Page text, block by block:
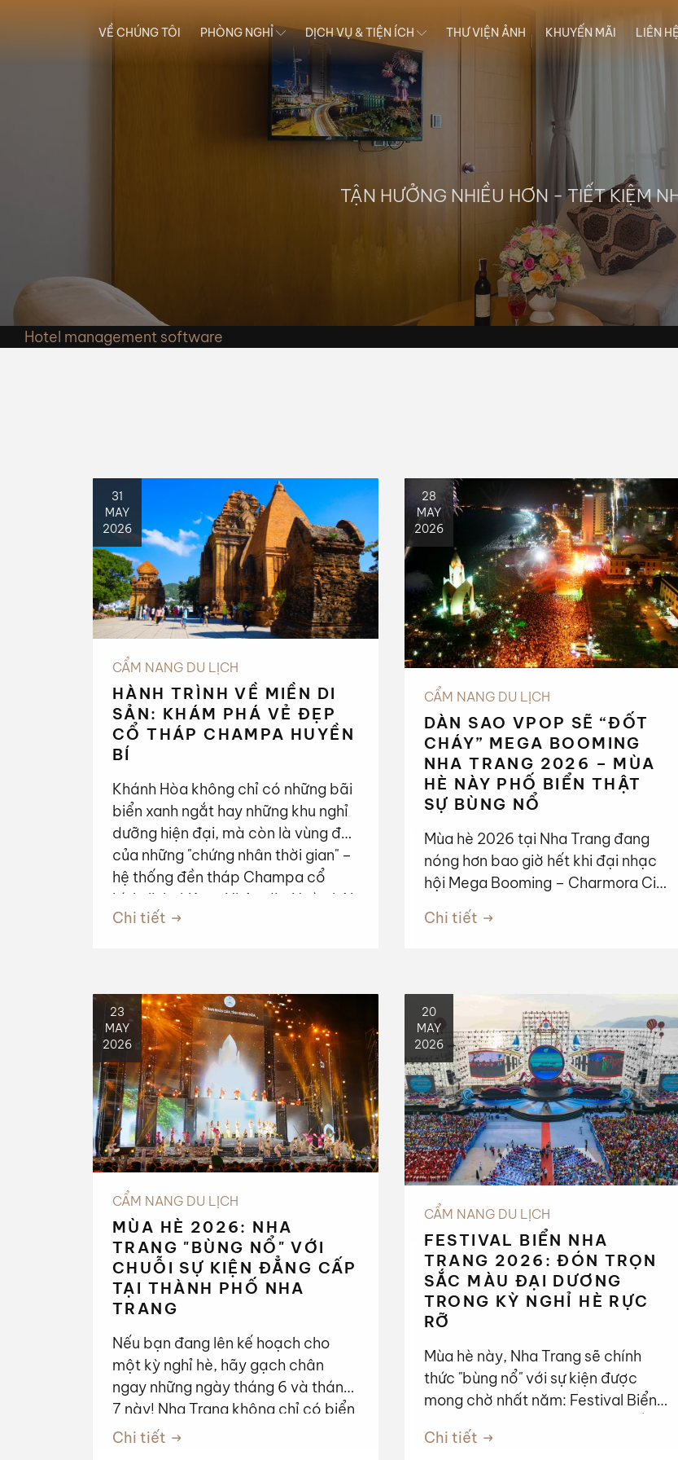
VỀ CHÚNG TÔI PHÒNG NGHỈ DỊCH VỤ & TIỆN ÍCH THƯ VIỆN ẢNH KHUYẾN MÃI LIÊN HỆ
TẬN HƯỞNG NHIỀU HƠN - TIẾT KIỆM
Hotel management software
31
MAY
2026
CẨM NANG DU LỊCH
HÀNH TRÌNH VỀ MIỀN DI
SẢN: KHÁM PHÁ VẺ ĐẸP
CỔ THÁP CHAMPA HUYỀN
BÍ
Khánh Hòa không chỉ có những bãi
biển xanh ngắt hay những khu nghỉ
dưỡng hiện đại, mà còn là vùng đất
của những "chứng nhân thời gian" –
hệ thống đền tháp Champa cổ
kính, linh thiêng. Nhân dịp Ngày hội
Văn hóa dân tộc Chăm lần thứ VI
tuyệt tác kiến trúc từ xứ sở
Kauthara đến Panduranga.
Chi tiết
28
MAY
2026
CẨM NANG DU LỊCH
DÀN SAO VPOP SẼ “ĐỐT
CHÁY” MEGA BOOMING
NHA TRANG 2026 – MÙA
HÈ NÀY PHỐ BIỂN THẬT
SỰ BÙNG NỔ
Mùa hè 2026 tại Nha Trang đang
nóng hơn bao giờ hết khi đại nhạc
hội Mega Booming – Charmora City
chính thức xác nhận sẽ diễn ra vào
tối ngày 13/06 tại Quảng trường
được dự đoán sẽ thu hút hàng chục
nghìn du khách và người yêu âm
nhạc từ khắp nơi đổ về phố biển.
Chi tiết
23
MAY
2026
CẨM NANG DU LỊCH
MÙA HÈ 2026: NHA
TRANG "BÙNG NỔ" VỚI
CHUỖI SỰ KIỆN ĐẲNG CẤP
TẠI THÀNH PHỐ NHA
TRANG
Nếu bạn đang lên kế hoạch cho
một kỳ nghỉ hè, hãy gạch chân
ngay những ngày tháng 6 và tháng
7 này! Nha Trang không chỉ có biển
xanh cát trắng, mà năm nay còn là
Chi tiết
20
MAY
2026
CẨM NANG DU LỊCH
FESTIVAL BIỂN NHA
TRANG 2026: ĐÓN TRỌN
SẮC MÀU ĐẠI DƯƠNG
TRONG KỲ NGHỈ HÈ RỰC
RỠ
Mùa hè này, Nha Trang sẽ chính
thức "bùng nổ" với sự kiện được
mong chờ nhất năm: Festival Biển
màu đại dương - Vươn tầm quốc
Chi tiết